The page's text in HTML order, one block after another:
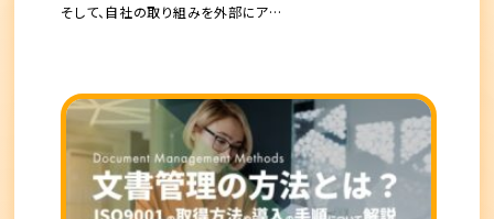
そして、自社の取り組みを外部にア…